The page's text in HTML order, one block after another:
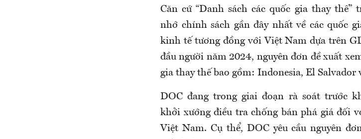
Căn cứ “Danh sách các quốc gia thay thế”
nhớ chính sách gần đây nhất về các quốc
kinh tế tương đồng với Việt Nam dựa trên
đầu người năm 2024, nguyên đơn đề xuất
gia thay thế bao gồm: Indonesia, El Salvador
DOC đang trong giai đoạn rà soát trước
khởi xướng điều tra chống bán phá giá đối
Việt Nam. Cụ thể, DOC yêu cầu nguyên